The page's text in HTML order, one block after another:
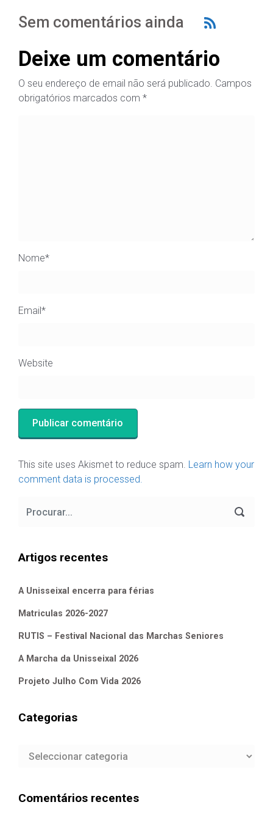
Sem comentários ainda
Deixe um comentário
O seu endereço de email não será publicado. Campos
obrigatórios marcados com *
Nome*
Email*
Website
This site uses Akismet to reduce spam. Learn how your
comment data is processed.
Artigos recentes
A Unisseixal encerra para férias
Matriculas 2026-2027
RUTIS – Festival Nacional das Marchas Seniores
A Marcha da Unisseixal 2026
Projeto Julho Com Vida 2026
Categorias
Categorias
Comentários recentes